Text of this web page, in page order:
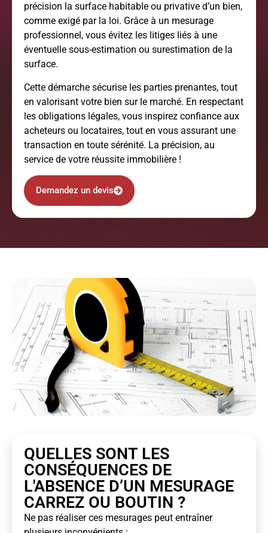
précision la surface habitable ou privative d’un bien,
comme exigé par la loi. Grâce à un mesurage
professionnel, vous évitez les litiges liés à une
éventuelle sous-estimation ou surestimation de la
surface.
Cette démarche sécurise les parties prenantes, tout
en valorisant votre bien sur le marché. En respectant
les obligations légales, vous inspirez confiance aux
acheteurs ou locataires, tout en vous assurant une
transaction en toute sérénité. La précision, au
service de votre réussite immobilière !
Demandez un devis
QUELLES SONT LES
CONSÉQUENCES DE
L'ABSENCE D’UN MESURAGE
CARREZ OU BOUTIN ?
Ne pas réaliser ces mesurages peut entraîner